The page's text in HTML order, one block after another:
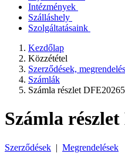
Intézmények
Szálláshely
Szolgáltatásaink
Kezdőlap
Közzététel
Szerződések,
Számlák
Számla részlet DFE20265
Számla
Szerződések | Megrendelések